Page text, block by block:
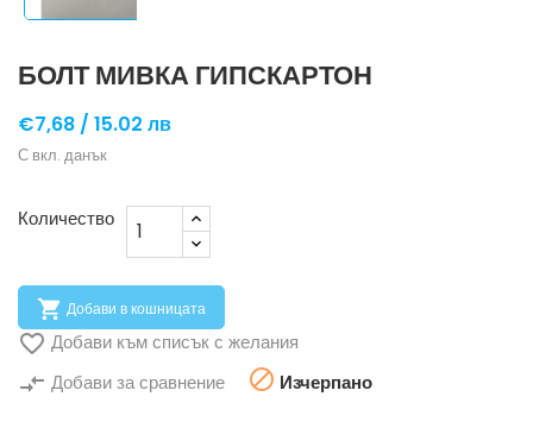
БОЛТ МИВКА ГИПСКАРТОН
€7,68 / 15.02 лв
С вкл. данък
Количество
 Добави в кошницата
 Добави към списък с желания
compare_arrows Добави за сравнение  Изчерпано